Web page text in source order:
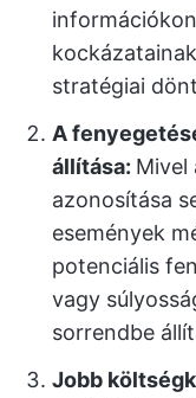
stratégiai
A
állítása: Mivel
azonosítása
események
potenciális
vagy
sorrendbe
Jobb